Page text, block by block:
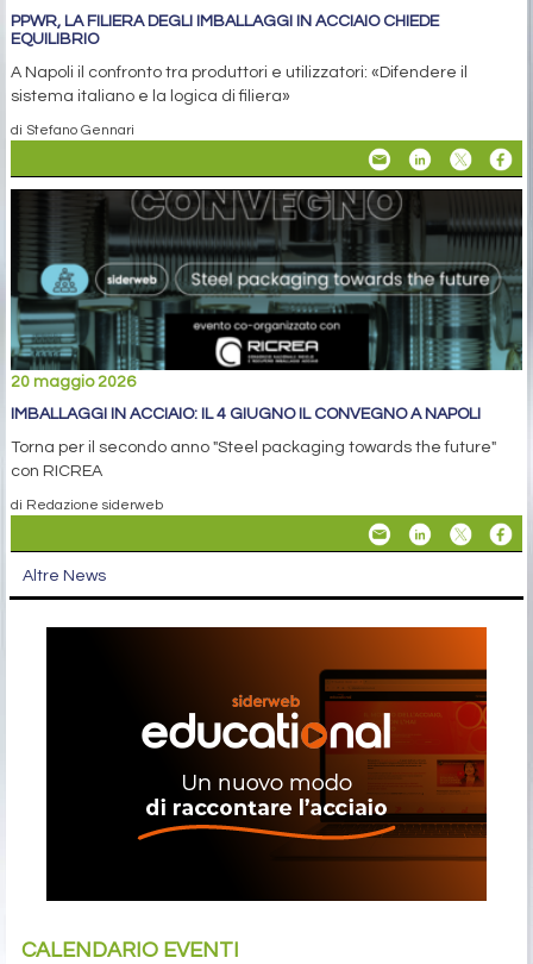
PPWR, LA FILIERA DEGLI IMBALLAGGI IN ACCIAIO CHIEDE
EQUILIBRIO
A Napoli il confronto tra produttori e utilizzatori: «Difendere il
sistema italiano e la logica di filiera»
di Stefano Gennari
20 maggio 2026
IMBALLAGGI IN ACCIAIO: IL 4 GIUGNO IL CONVEGNO A NAPOLI
Torna per il secondo anno "Steel packaging towards the future"
con RICREA
di Redazione siderweb
Altre News
CALENDARIO EVENTI